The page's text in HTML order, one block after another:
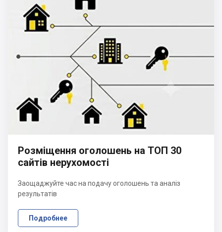
Розміщення оголошень на ТОП 30
сайтів нерухомості
Заощаджуйте час на подачу оголошень та аналіз
результатів
Подробнее